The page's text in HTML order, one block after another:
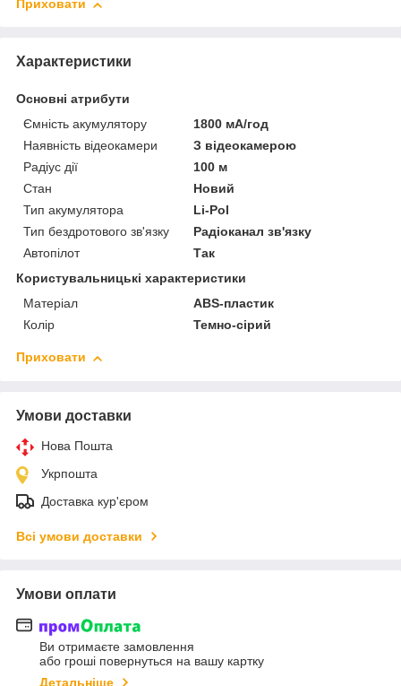
Приховати
Характеристики
Основні атрибути
Ємність акумулятору
1800 мА/год
Наявність відеокамери
З відеокамерою
Радіус дії
100 м
Стан
Новий
Тип акумулятора
Li-Pol
Тип бездротового зв'язку
Радіоканал зв'язку
Автопілот
Так
Користувальницькі характеристики
Матеріал
ABS-пластик
Колір
Темно-сірий
Приховати
Умови доставки
Нова Пошта
Укрпошта
Доставка кур'єром
Всі умови доставки
Умови оплати
Ви отримаєте замовлення
або гроші повернуться на вашу картку
Детальніше